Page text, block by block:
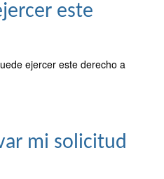
este
ejercer este derecho a
mi solicitud